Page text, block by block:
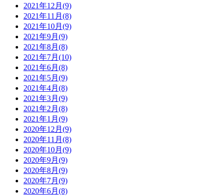
2021年12月(9)
2021年11月(8)
2021年10月(9)
2021年9月(9)
2021年8月(8)
2021年7月(10)
2021年6月(8)
2021年5月(9)
2021年4月(8)
2021年3月(9)
2021年2月(8)
2021年1月(9)
2020年12月(9)
2020年11月(8)
2020年10月(9)
2020年9月(9)
2020年8月(9)
2020年7月(9)
2020年6月(8)